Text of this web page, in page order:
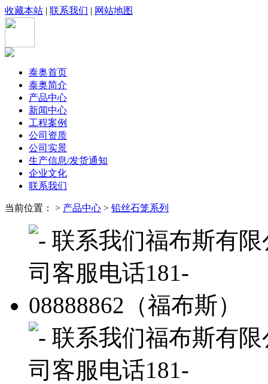
收藏本站 | 联系我们 | 网站地图
泰奥首页
泰奥简介
产品中心
新闻中心
工程案例
公司资质
公司实景
生产信息/发货通知
企业文化
联系我们
当前位置： > 产品中心 > 铅丝石笼系列